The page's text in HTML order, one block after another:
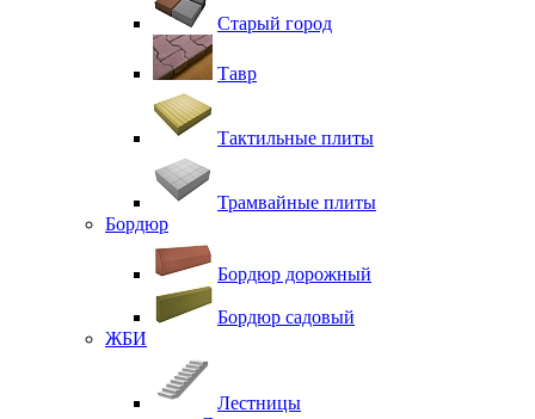
Старый город
Тавр
Тактильные плиты
Трамвайные плиты
Бордюр
Бордюр дорожный
Бордюр садовый
ЖБИ
Лестницы